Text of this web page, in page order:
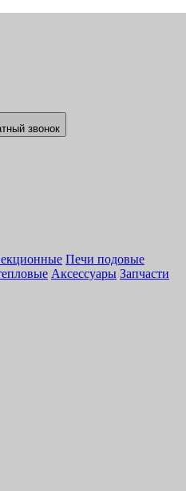
звонок
Печи подовые
Аксессуары Запчасти